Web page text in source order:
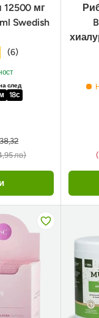
12500 мг
Swedish
(6)
след
17с
лв)